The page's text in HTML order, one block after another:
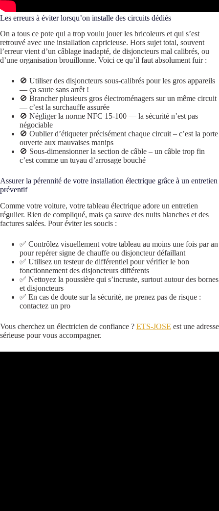
Les erreurs à éviter lorsqu’on installe des circuits dédiés
On a tous ce pote qui a trop voulu jouer les bricoleurs et qui s’est
retrouvé avec une installation capricieuse. Hors sujet total, souvent
l’erreur vient d’un câblage inadapté, de disjoncteurs mal calibrés, ou
d’une organisation brouillonne. Voici ce qu’il faut absolument fuir :
🚫 Utiliser des disjoncteurs sous-calibrés pour les gros appareils
— ça saute sans arrêt !
🚫 Brancher plusieurs gros électroménagers sur un même circuit
— c’est la surchauffe assurée
🚫 Négliger la norme NFC 15-100 — la sécurité n’est pas
négociable
🚫 Oublier d’étiqueter précisément chaque circuit – c’est la porte
ouverte aux mauvaises manips
🚫 Sous-dimensionner la section de câble – un câble trop fin
c’est comme un tuyau d’arrosage bouché
Assurer la pérennité de votre installation électrique grâce à un entretien
préventif
Comme votre voiture, votre tableau électrique adore un entretien
régulier. Rien de compliqué, mais ça sauve des nuits blanches et des
factures salées. Pour éviter les soucis :
✅ Contrôlez visuellement votre tableau au moins une fois par an
pour repérer signe de chauffe ou disjoncteur défaillant
✅ Utilisez un testeur de différentiel pour vérifier le bon
fonctionnement des disjoncteurs différents
✅ Nettoyez la poussière qui s’incruste, surtout autour des bornes
et disjoncteurs
✅ En cas de doute sur la sécurité, ne prenez pas de risque :
contactez un pro
Vous cherchez un électricien de confiance ? ETS-JOSE est une adresse
sérieuse pour vous accompagner.